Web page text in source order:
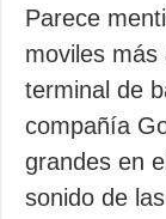
Parece
moviles más
terminal de
compañía
grandes en
sonido de